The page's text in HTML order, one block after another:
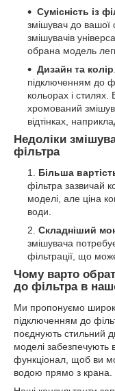
Сумісність із
змішувач до вашої
змішувачів
обрана модель
Дизайн та колір
підключенням до
кольорах і
хромований
відтінках,
Недоліки
фільтра
Більша
фільтра зазвичай
моделі, але ціна
води.
Складніший
змішувача
фільтрації, що
Чому варто
до фільтра в
Ми пропонуємо
підключенням до
поєднують стильний
моделі забезпечують
функціонал, щоб ви
водою прямо з крана.